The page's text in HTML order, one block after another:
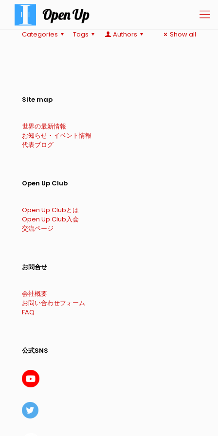
Categories Tags Authors Show all
Site map
世界の最新情報
お知らせ・イベント情報
代表ブログ
Open Up Club
Open Up Clubとは
Open Up Club入会
交流ページ
お問合せ
会社概要
お問い合わせフォーム
FAQ
公式SNS